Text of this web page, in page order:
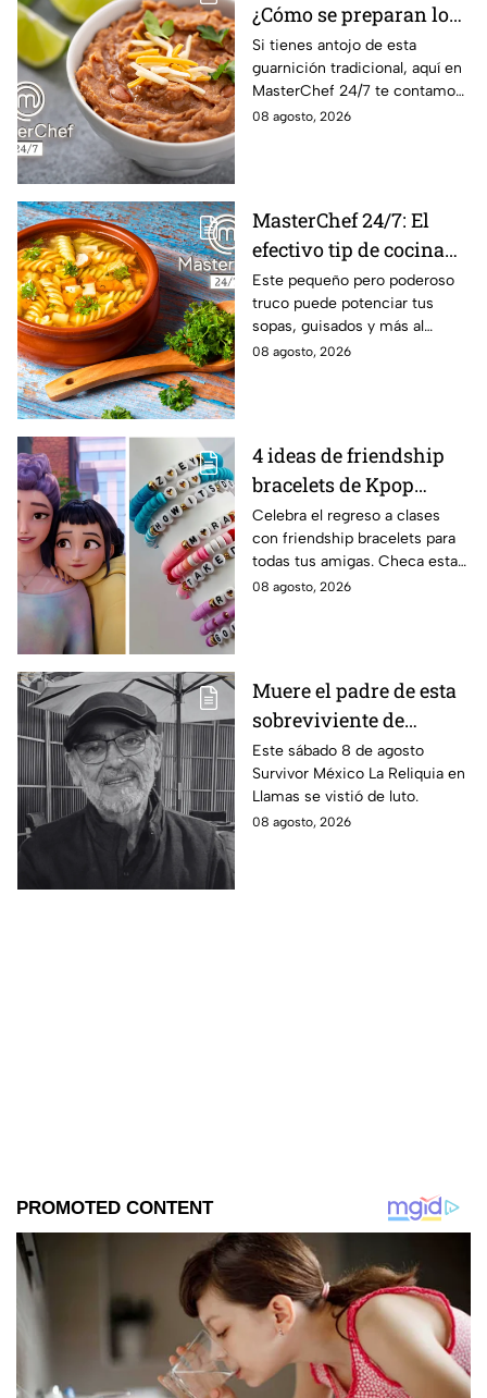
¿Cómo se preparan los
frijoles puercos estilo
Sonora?
Si tienes antojo de esta
guarnición tradicional, aquí en
MasterChef 24/7 te contamos
la receta.
08 agosto, 2026
MasterChef 24/7: El
efectivo tip de cocina
de las abuelas para
darle sabor extra al
caldillo
Este pequeño pero poderoso
truco puede potenciar tus
sopas, guisados y más al
máximo.
08 agosto, 2026
4 ideas de friendship
bracelets de Kpop
Demon Hunters para
intercambiar con tus
mejores amigas este
regreso a clases
Celebra el regreso a clases
con friendship bracelets para
todas tus amigas. Checa estas
4 ideas inspiradas en Kpop
08 agosto, 2026
Muere el padre de esta
sobreviviente de
Survivor México La
Reliquia en Llamas
Este sábado 8 de agosto
Survivor México La Reliquia en
Llamas se vistió de luto.
08 agosto, 2026